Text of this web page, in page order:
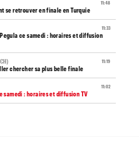
11:48
se retrouver en finale en Turquie
11:33
ce samedi : horaires et diffusion
11:19
chercher sa plus belle finale
11:02
samedi : horaires et diffusion TV